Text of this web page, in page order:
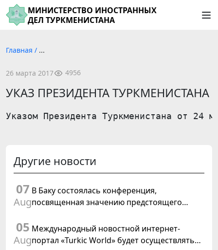
МИНИСТЕРСТВО ИНОСТРАННЫХ
ДЕЛ ТУРКМЕНИСТАНА
Главная / ...
26 марта 2017 4956
УКАЗ ПРЕЗИДЕНТА ТУРКМЕНИСТАНА
Указом Президента Туркменистана от 24
Другие новости
07
Aug
В Баку состоялась конференция,
посвященная значению предстоящего
резолюции ООН «Год международного
права, 2028»
05
Aug
Международный новостной интернет-
портал «Turkic World» будет осуществлять